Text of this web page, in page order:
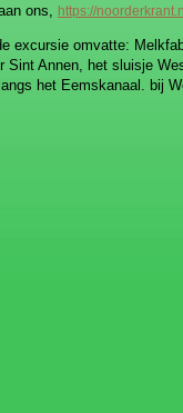
ons, https://
excursie omvatte:
Sint Annen, het sluisje
het Eemskanaal. bij